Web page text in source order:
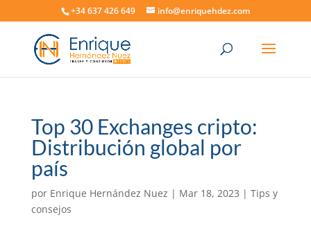
+34 637 426 649 info@enriquehdez.com
Top 30 Exchanges cripto:
Distribución global por
país
por Enrique Hernández Nuez | Mar 18, 2023 | Tips y
consejos